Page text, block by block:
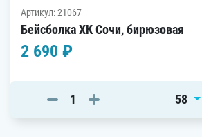
Артикул: 21067
Бейсболка ХК Сочи, бирюзовая
2 690 ₽
58